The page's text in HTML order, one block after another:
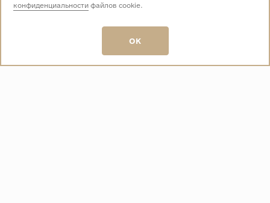
Звоните нам:
пн-вс 10:00 - 19:00
E-mail:
info@baza-plitki.ru
конфиденциальностифайлов cookie.
OK